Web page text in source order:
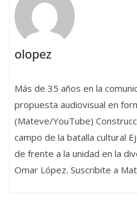
olopez
Más de 35 años en la
propuesta audiovisual en
(Mateve/YouTube)
campo de la batalla cultural
de frente a la unidad en la
Omar López. Suscribite a